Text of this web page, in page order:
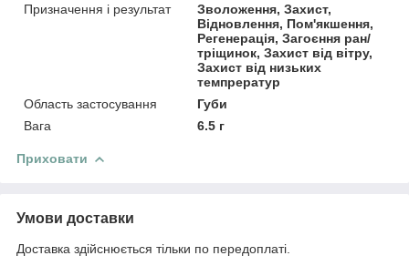
Призначення і результат
Зволоження, Захист,
Відновлення, Пом'якшення,
Регенерація, Загоєння ран/
тріщинок, Захист від вітру,
Захист від низьких
темпрератур
Область застосування
Губи
Вага
6.5 г
Приховати
Умови доставки
Доставка здійснюється тільки по передоплаті.